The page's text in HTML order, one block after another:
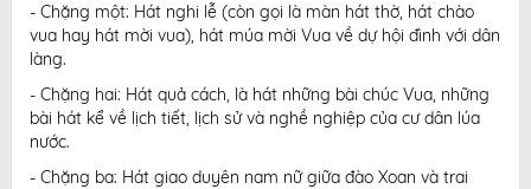
- Chặng một: Hát nghi lễ (còn gọi là màn hát thờ, hát chào
vua hay hát mời vua), hát múa mời Vua về dự hội đình với dân
làng.
- Chặng hai: Hát quả cách, là hát những bài chúc Vua, những
bài hát kể về lịch tiết, lịch sử và nghề nghiệp của cư dân lúa
nước.
- Chặng ba: Hát giao duyên nam nữ giữa đào Xoan và trai